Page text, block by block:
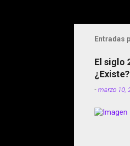
Entradas
El siglo
¿Existe?
-marzo 10,